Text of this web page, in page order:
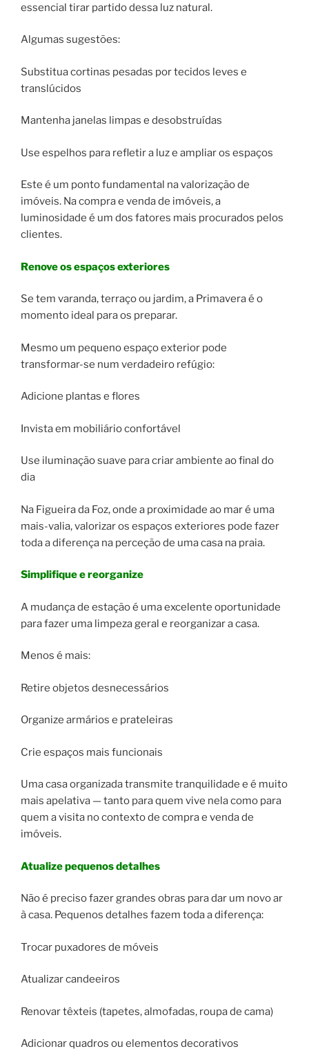
essencial tirar partido dessa luz natural.
Algumas sugestões:
Substitua cortinas pesadas por tecidos leves e
translúcidos
Mantenha janelas limpas e desobstruídas
Use espelhos para refletir a luz e ampliar os espaços
Este é um ponto fundamental na valorização de
imóveis. Na compra e venda de imóveis, a
luminosidade é um dos fatores mais procurados pelos
clientes.
Renove os espaços exteriores
Se tem varanda, terraço ou jardim, a Primavera é o
momento ideal para os preparar.
Mesmo um pequeno espaço exterior pode
transformar-se num verdadeiro refúgio:
Adicione plantas e flores
Invista em mobiliário confortável
Use iluminação suave para criar ambiente ao final do
dia
Na Figueira da Foz, onde a proximidade ao mar é uma
mais-valia, valorizar os espaços exteriores pode fazer
toda a diferença na perceção de uma casa na praia.
Simplifique e reorganize
A mudança de estação é uma excelente oportunidade
para fazer uma limpeza geral e reorganizar a casa.
Menos é mais:
Retire objetos desnecessários
Organize armários e prateleiras
Crie espaços mais funcionais
Uma casa organizada transmite tranquilidade e é muito
mais apelativa — tanto para quem vive nela como para
quem a visita no contexto de compra e venda de
imóveis.
Atualize pequenos detalhes
Não é preciso fazer grandes obras para dar um novo ar
à casa. Pequenos detalhes fazem toda a diferença:
Trocar puxadores de móveis
Atualizar candeeiros
Renovar têxteis (tapetes, almofadas, roupa de cama)
Adicionar quadros ou elementos decorativos